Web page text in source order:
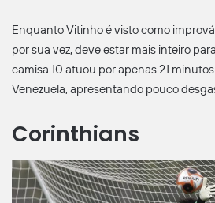
Enquanto Vitinho é visto como
por sua vez, deve estar mais inteiro
camisa 10 atuou por apenas 21
Venezuela, apresentando pouco
Corinthians